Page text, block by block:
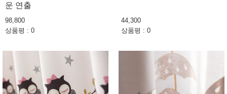
운 연출
98,800
상품평 : 0
44,300
상품평 : 0